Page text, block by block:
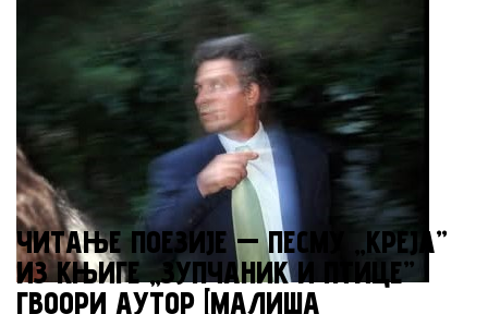
ЧИТАЊЕ ПОЕЗИЈЕ — ПЕСМУ „КРЕЈА”
ИЗ КЊИГЕ „ЗУПЧАНИК И ПТИЦЕ”
ГВООРИ АУТОР [МАЛИША